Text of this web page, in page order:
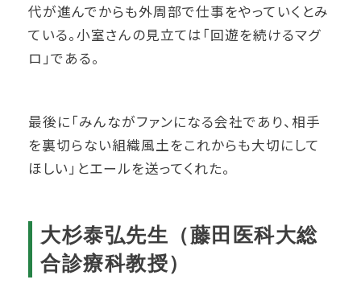
代が進んでからも外周部で仕事をやっていくとみ
ている。小室さんの見立ては「回遊を続けるマグ
ロ」である。
最後に「みんながファンになる会社であり、相手
を裏切らない組織風土をこれからも大切にして
ほしい」とエールを送ってくれた。
大杉泰弘先生（藤田医科大総
合診療科教授）